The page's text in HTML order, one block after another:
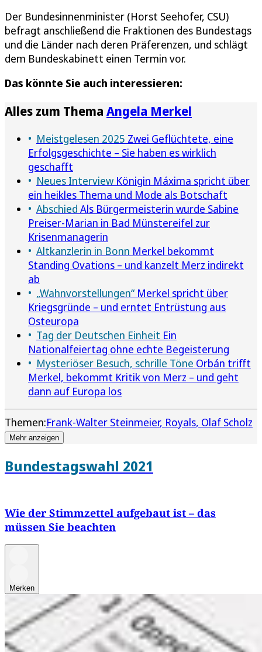
Der Bundesinnenminister (Horst Seehofer, CSU)
befragt anschließend die Fraktionen des Bundestags
und die Länder nach deren Präferenzen, und schlägt
dem Bundeskabinett einen Termin vor.
Das könnte Sie auch interessieren:
Alles zum Thema Angela Merkel
Meistgelesen 2025 Zwei Geflüchtete, eine
Erfolgsgeschichte – Sie haben es wirklich
geschafft
Neues Interview Königin Máxima spricht über
ein heikles Thema und Mode als Botschaft
Abschied Als Bürgermeisterin wurde Sabine
Preiser-Marian in Bad Münstereifel zur
Krisenmanagerin
Altkanzlerin in Bonn Merkel bekommt
Standing Ovations – und kanzelt Merz indirekt
ab
„Wahnvorstellungen“ Merkel spricht über
Kriegsgründe – und erntet Entrüstung aus
Osteuropa
Tag der Deutschen Einheit Ein
Nationalfeiertag ohne echte Begeisterung
Mysteriöser Besuch, schrille Töne Orbán trifft
Merkel, bekommt Kritik von Merz – und geht
dann auf Europa los
Themen:Frank-Walter Steinmeier Royals Olaf Scholz
Mehr anzeigen
Bundestagswahl 2021
Wie der Stimmzettel aufgebaut ist – das
müssen Sie beachten
Merken